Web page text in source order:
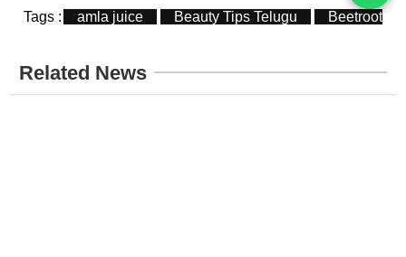
Tags : amla juice Beauty Tips Telugu Beetroot
Related News